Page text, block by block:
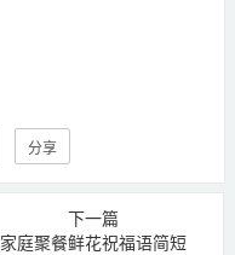
分享
下一篇
家庭聚餐鲜花祝福语简短